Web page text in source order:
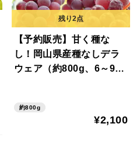
【予約販売】甘く種な
し！岡山県産種なしデラ
ウェア（約800g、6～9
約800g
¥2,100